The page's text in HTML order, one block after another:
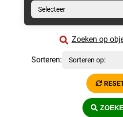
Zoeken op
Sorteren: